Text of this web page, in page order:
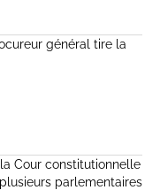
général tire la
Cour constitutionnelle
parlementaires